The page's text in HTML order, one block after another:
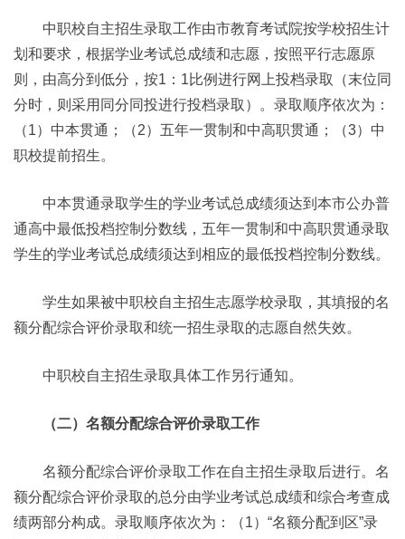
中职校自主招生录取工作由市教育考试院按学校招生计
划和要求，根据学业考试总成绩和志愿，按照平行志愿原
则，由高分到低分，按1：1比例进行网上投档录取（末位同
分时，则采用同分同投进行投档录取）。录取顺序依次为：
（1）中本贯通；（2）五年一贯制和中高职贯通；（3）中
职校提前招生。
中本贯通录取学生的学业考试总成绩须达到本市公办普
通高中最低投档控制分数线，五年一贯制和中高职贯通录取
学生的学业考试总成绩须达到相应的最低投档控制分数线。
学生如果被中职校自主招生志愿学校录取，其填报的名
额分配综合评价录取和统一招生录取的志愿自然失效。
中职校自主招生录取具体工作另行通知。
（二）名额分配综合评价录取工作
名额分配综合评价录取工作在自主招生录取后进行。名
额分配综合评价录取的总分由学业考试总成绩和综合考查成
绩两部分构成。录取顺序依次为：（1）“名额分配到区”录